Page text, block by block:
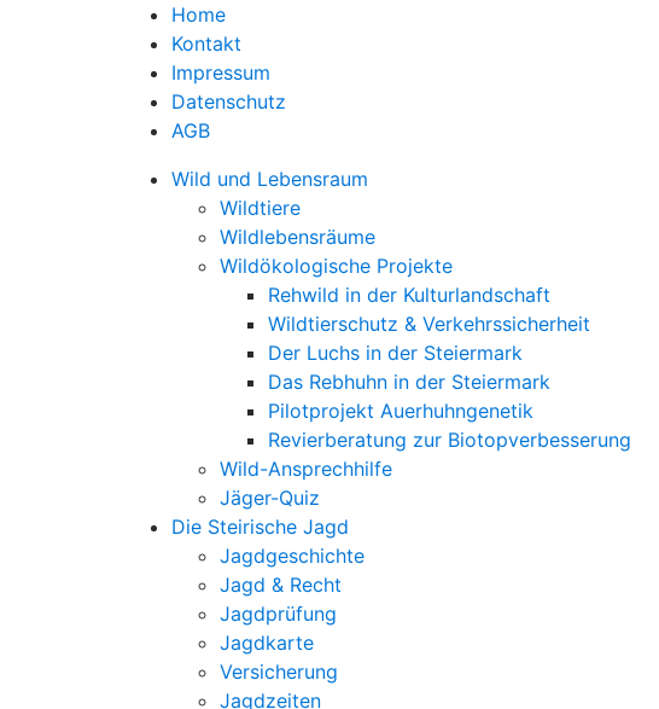
Home
Kontakt
Impressum
Datenschutz
AGB
Wild und Lebensraum
Wildtiere
Wildlebensräume
Wildökologische Projekte
Rehwild in der Kulturlandschaft
Wildtierschutz & Verkehrssicherheit
Der Luchs in der Steiermark
Das Rebhuhn in der Steiermark
Pilotprojekt Auerhuhngenetik
Revierberatung zur Biotopverbesserung
Wild-Ansprechhilfe
Jäger-Quiz
Die Steirische Jagd
Jagdgeschichte
Jagd & Recht
Jagdprüfung
Jagdkarte
Versicherung
Jagdzeiten